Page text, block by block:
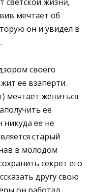
мечтает об
он и увидел в
своего
ее взаперти.
мечтает жениться
ее
никуда ее не
старый
в молодом
секрет его
другу свою
он работал